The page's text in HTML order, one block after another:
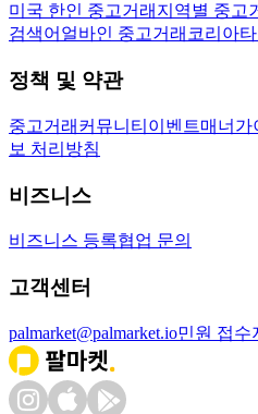
미국 한인 중고거래 지역별 중고
검색어 얼바인 중고거래 코리아
정책 및 약관
중고거래 커뮤니티 이벤트매너가
보 처리방침
비즈니스
비즈니스 등록협업 문의
고객센터
palmarket@palmarket.io민원 접수